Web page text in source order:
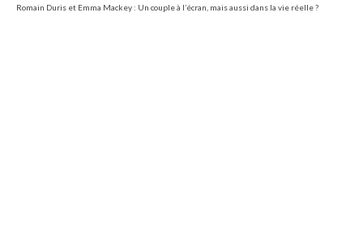
Romain Duris et Emma Mackey : Un couple à l’écran, mais aussi dans la vie réelle ?